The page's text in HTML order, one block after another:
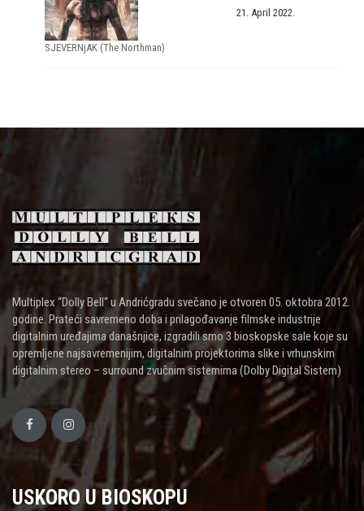
SJEVERNjAK (The Northman)
21. April 2022.
Multiplex “Dolly Bell“ u Andrićgradu svečano je otvoren 05. oktobra 2012.
godine. Prateći savremeno doba i prilagođavanje filmske industrije
digitalnim uređajima današnjice, izgradili smo 3 bioskopske sale koje su
opremljene najsavremenijim, digitalnim projektorima slike i vrhunskim
digitalnim stereo – surround zvučnim sistemima (Dolby Digital Sistem)
USKORO U BIOSKOPU